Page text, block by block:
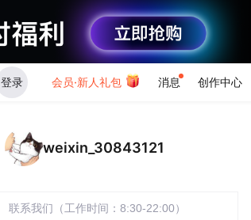
登录 会员·新人礼包 消息 创作中心
weixin_30843121
联系我们（工作时间：8:30-22:00）